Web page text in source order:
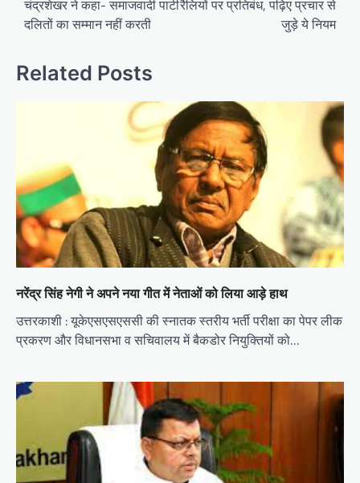
n
a
a
t
i
o
n
चंद्रशेखर ने कहा- समाजवादी पार्टी
दलितों का सम्‍मान नहीं करती
रैलियों पर प्रतिबंध, पढ़िए प्रचार से
जुड़े ये नियम
Related Posts
नरेंद्र सिंह नेगी ने अपने नया गीत में नेताओं को लिया आड़े हाथ
उत्तरकाशी : यूकेएसएसएससी की स्नातक स्तरीय भर्ती परीक्षा का पेपर लीक
प्रकरण और विधानसभा व सचिवालय में बैकडोर नियुक्तियों को…